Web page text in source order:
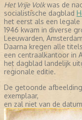
Het Vrije Volkwas de
socialistische dagblad
het eerst als een legale
1946 kwam in diverse
Leeuwarden,
Daarna kregen alle
een centraalkantoor in
het dagblad landelijk
regionale editie.
De getoonde
exemplaar,
en zal niet van de